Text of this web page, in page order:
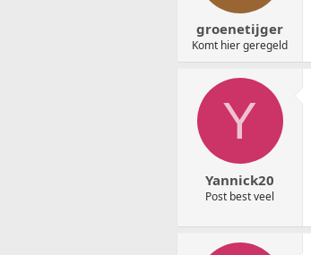
groenetijger
Komt hier geregeld
Y
Yannick20
Post best veel